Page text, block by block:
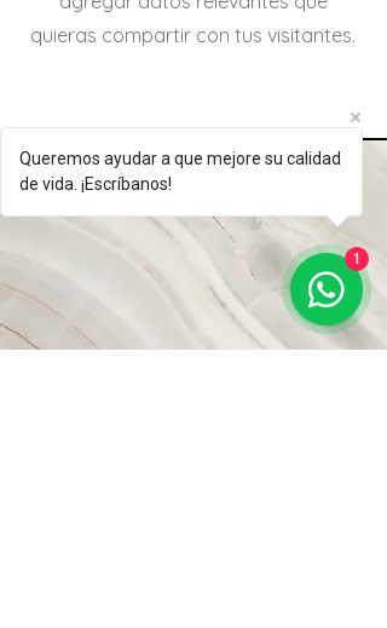
quieras compartir con tus visitantes.
Queremos ayudar a que mejore su calidad
de vida. ¡Escríbanos!
1